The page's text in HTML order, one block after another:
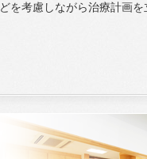
を考慮しながら治療計画